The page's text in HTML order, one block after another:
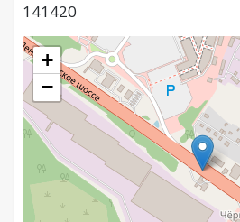
141420
+
−